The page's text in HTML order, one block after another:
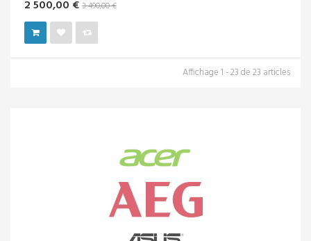
2 500,00 € 3 490,00 €
Affichage 1 - 23 de 23 articles